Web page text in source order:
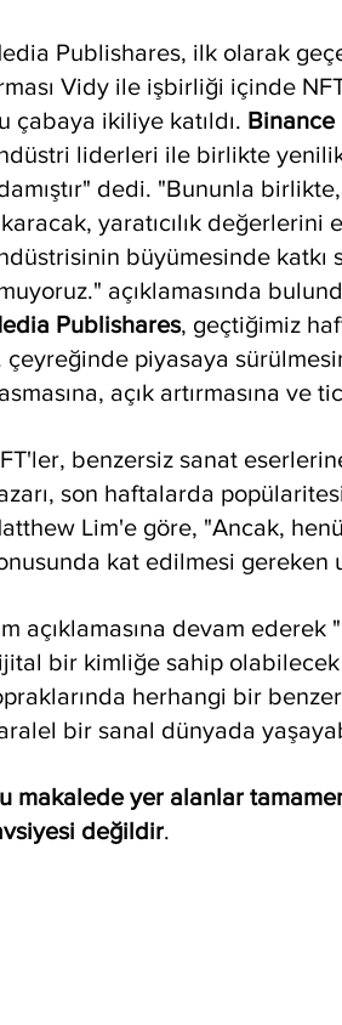
Publishares, ilk olarak
Vidy ile işbirliği içinde
çabaya ikiliye katıldı. Binance
liderleri ile birlikte
dedi. "Bununla
yaratıcılık değerlerini
büyümesinde
açıklamasında
Publishares, geçtiğimiz
çeyreğinde piyasaya
açık artırmasına ve
benzersiz sanat
son haftalarda
Lim'e göre, "Ancak,
kat edilmesi gereken
açıklamasına devam
bir kimliğe sahip
herhangi bir
bir sanal dünyada
makalede yer alanlar
değildir.